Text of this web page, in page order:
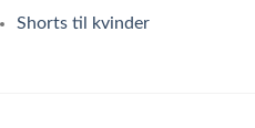
Shorts til kvinder